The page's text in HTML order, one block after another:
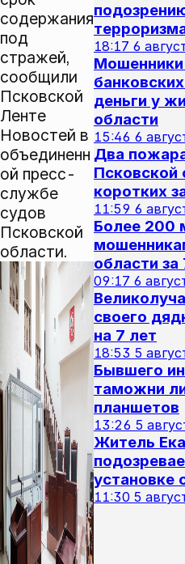
содержания
под
стражей,
сообщили
Псковской
Ленте
Новостей в
объединенн
ой пресс-
службе
судов
Псковской
области.
18:17 6
деньги у
области
15:46 6
Два
Псковской
коротких
11:59 6
Более 200
области
09:17 6
своего
на 7 лет
18:53 5
Бывшего
таможни
планшетов
13:26 5
Житель
установке
11:30 5